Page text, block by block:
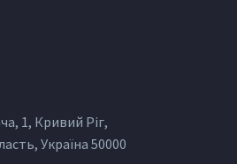
1, Кривий Ріг,
Україна 50000